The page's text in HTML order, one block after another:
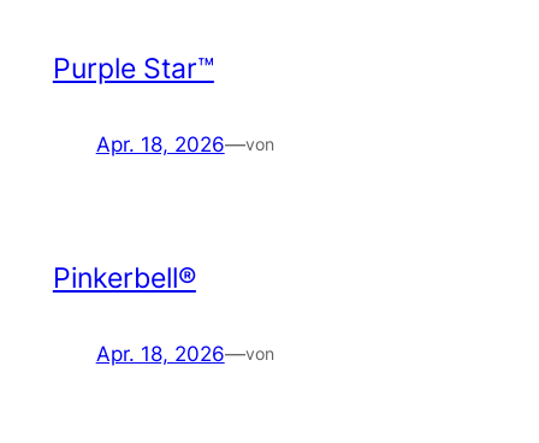
Purple Star™
Apr. 18, 2026—von
Pinkerbell®
Apr. 18, 2026—von